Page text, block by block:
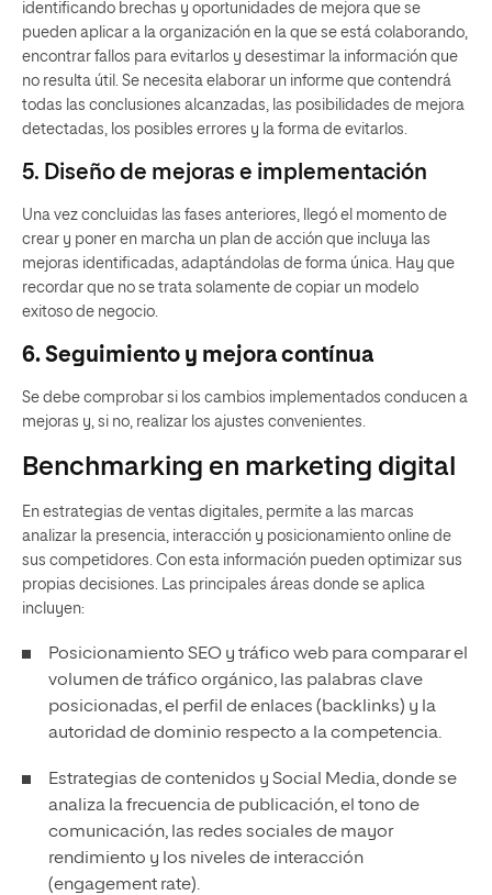
identificando brechas y oportunidades de mejora que se
pueden aplicar a la organización en la que se está colaborando,
encontrar fallos para evitarlos y desestimar la información que
no resulta útil. Se necesita elaborar un informe que contendrá
todas las conclusiones alcanzadas, las posibilidades de mejora
detectadas, los posibles errores y la forma de evitarlos.
5. Diseño de mejoras e implementación
Una vez concluidas las fases anteriores, llegó el momento de
crear y poner en marcha un plan de acción que incluya las
mejoras identificadas, adaptándolas de forma única. Hay que
recordar que no se trata solamente de copiar un modelo
exitoso de negocio.
6. Seguimiento y mejora contínua
Se debe comprobar si los cambios implementados conducen a
mejoras y, si no, realizar los ajustes convenientes.
Benchmarking en marketing digital
En estrategias de ventas digitales, permite a las marcas
analizar la presencia, interacción y posicionamiento online de
sus competidores. Con esta información pueden optimizar sus
propias decisiones. Las principales áreas donde se aplica
incluyen:
Posicionamiento SEO y tráfico web para comparar el
volumen de tráfico orgánico, las palabras clave
posicionadas, el perfil de enlaces (backlinks) y la
autoridad de dominio respecto a la competencia.
Estrategias de contenidos y Social Media, donde se
analiza la frecuencia de publicación, el tono de
comunicación, las redes sociales de mayor
rendimiento y los niveles de interacción
(engagement rate).